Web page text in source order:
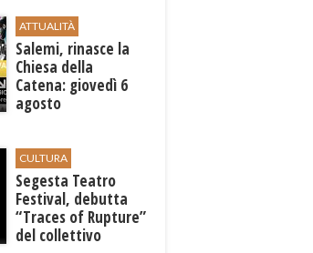
ATTUALITÀ
Salemi, rinasce la
Chiesa della
Catena: giovedì 6
agosto
CULTURA
Segesta Teatro
Festival, debutta
“Traces of Rupture”
del collettivo